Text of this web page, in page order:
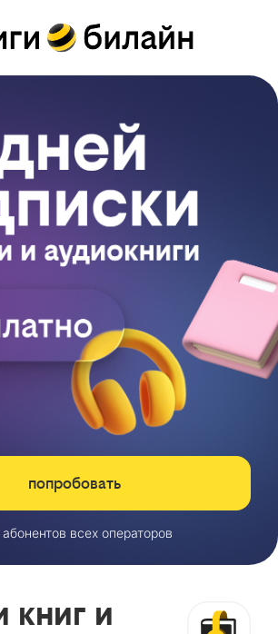
попробовать
всех операторов
книг и